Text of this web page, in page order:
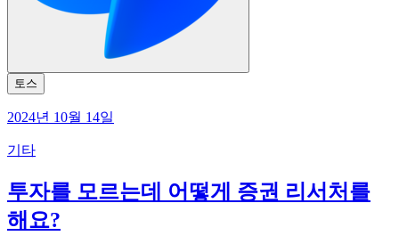
토스
2024년 10월 14일
기타
투자를 모르는데 어떻게 증권 리서처를
해요?